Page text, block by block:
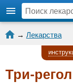
→ Лекарства
Три-регол